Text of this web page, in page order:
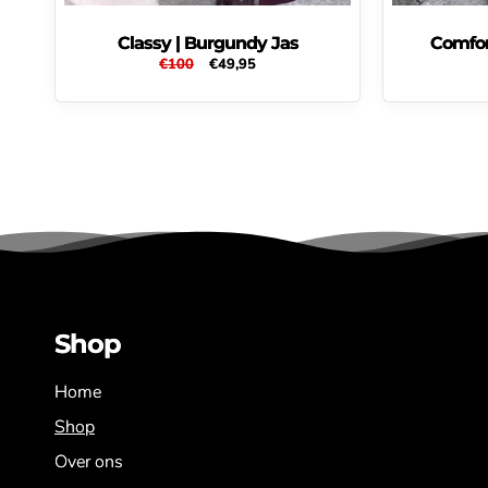
Classy | Burgundy Jas
Normale
€100 Aanbiedingsprijs
€49,95
Shop
Home
Shop
Over ons